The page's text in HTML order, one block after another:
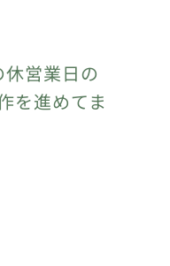
営業日の
を進めてま